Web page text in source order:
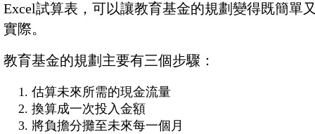
Excel試算表，可以讓教育基金的規劃變得既簡單
實際。
教育基金的規劃主要有三個步驟：
估算未來所需的現金流量
換算成一次投入金額
將負擔分攤至未來每一個月